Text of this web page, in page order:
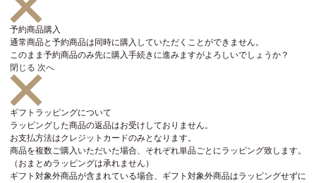
予約商品購入
通常商品と予約商品は同時に購入していただくことができません。
このまま予約商品のみ先に購入手続きに進みますがよろしいでしょうか？
閉じる 次へ
ギフトラッピングについて
ラッピングした商品の返品はお受けしておりません。
お支払方法はクレジットカードのみとなります。
商品を複数ご購入いただいた場合、それぞれ単品ごとにラッピング致します。
（おまとめラッピングは承れません）
ギフト対象外商品が含まれている場合、ギフト対象外商品はラッピングせずに